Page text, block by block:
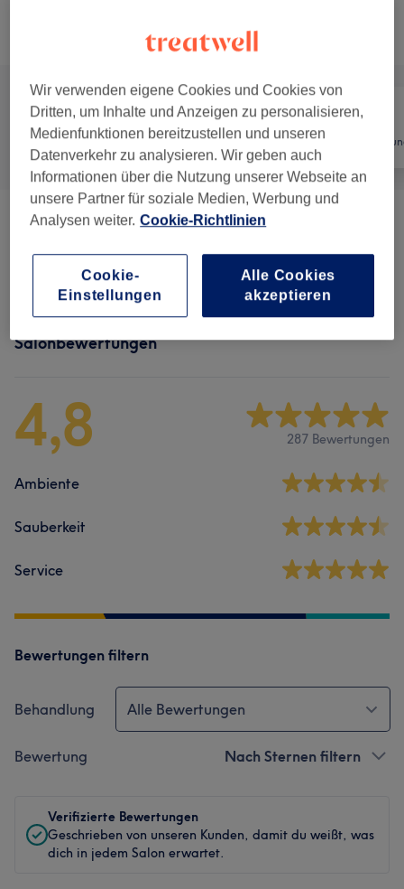
Alle Friseur
Herren - Haarschnitte & Stylings. (5)
Kinder - Haarschnitte & Stylings 1) 16 €
Salonbewertungen
4,8 287 Bewertungen
Ambiente
Sauberkeit
Service
Bewertungen filtern
Behandlung Alle Bewertungen
Bewertung Nach Sternen filtern
Verifizierte Bewertungen
Geschrieben von unseren Kunden, damit du weißt, was
dich in jedem Salon erwartet.
Wir verwenden eigene Cookies und Cookies von
Dritten, um Inhalte und Anzeigen zu personalisieren,
Medienfunktionen bereitzustellen und unseren
Datenverkehr zu analysieren. Wir geben auch
Informationen über die Nutzung unserer Webseite an
unsere Partner für soziale Medien, Werbung und
Analysen weiter. Cookie-Richtlinien
Cookie-
Einstellungen
Alle Cookies
akzeptieren